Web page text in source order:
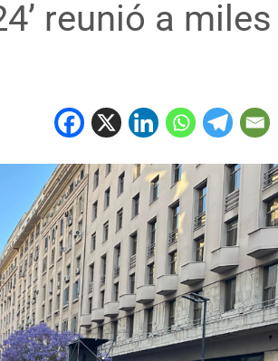
reunió a miles